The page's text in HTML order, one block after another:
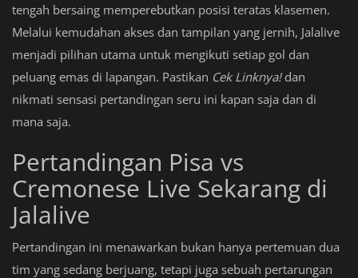
tengah bersaing memperebutkan posisi teratas klasemen.
Melalui kemudahan akses dan tampilan yang jernih, Jalalive
menjadi pilihan utama untuk mengikuti setiap gol dan
peluang emas di lapangan. Pastikan Cek Linknya!dan
nikmati sensasi pertandingan seru ini kapan saja dan di
mana saja.
Pertandingan Pisa vs
Cremonese Live Sekarang di
Jalalive
Pertandingan ini menawarkan bukan hanya pertemuan dua
tim yang sedang berjuang, tetapi juga sebuah pertarungan